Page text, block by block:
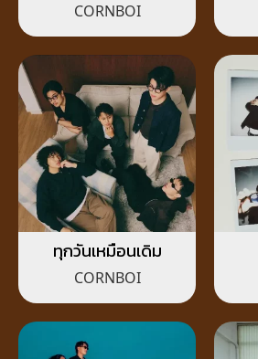
CORNBOI
ทุกวันเหมือนเดิม
CORNBOI